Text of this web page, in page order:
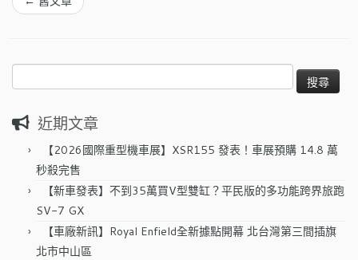
尋
鍵
近期文章
【2026國際重型機車展】XSR155 發表！車展預購 14.8 萬
秒殺完售
【新車發表】不到35萬買V型雙缸？平民版的多功能跨界旅跑
SV-7 GX
【車廠新訊】Royal Enfield全新據點開幕 北台灣第三間插旗
北市中山區